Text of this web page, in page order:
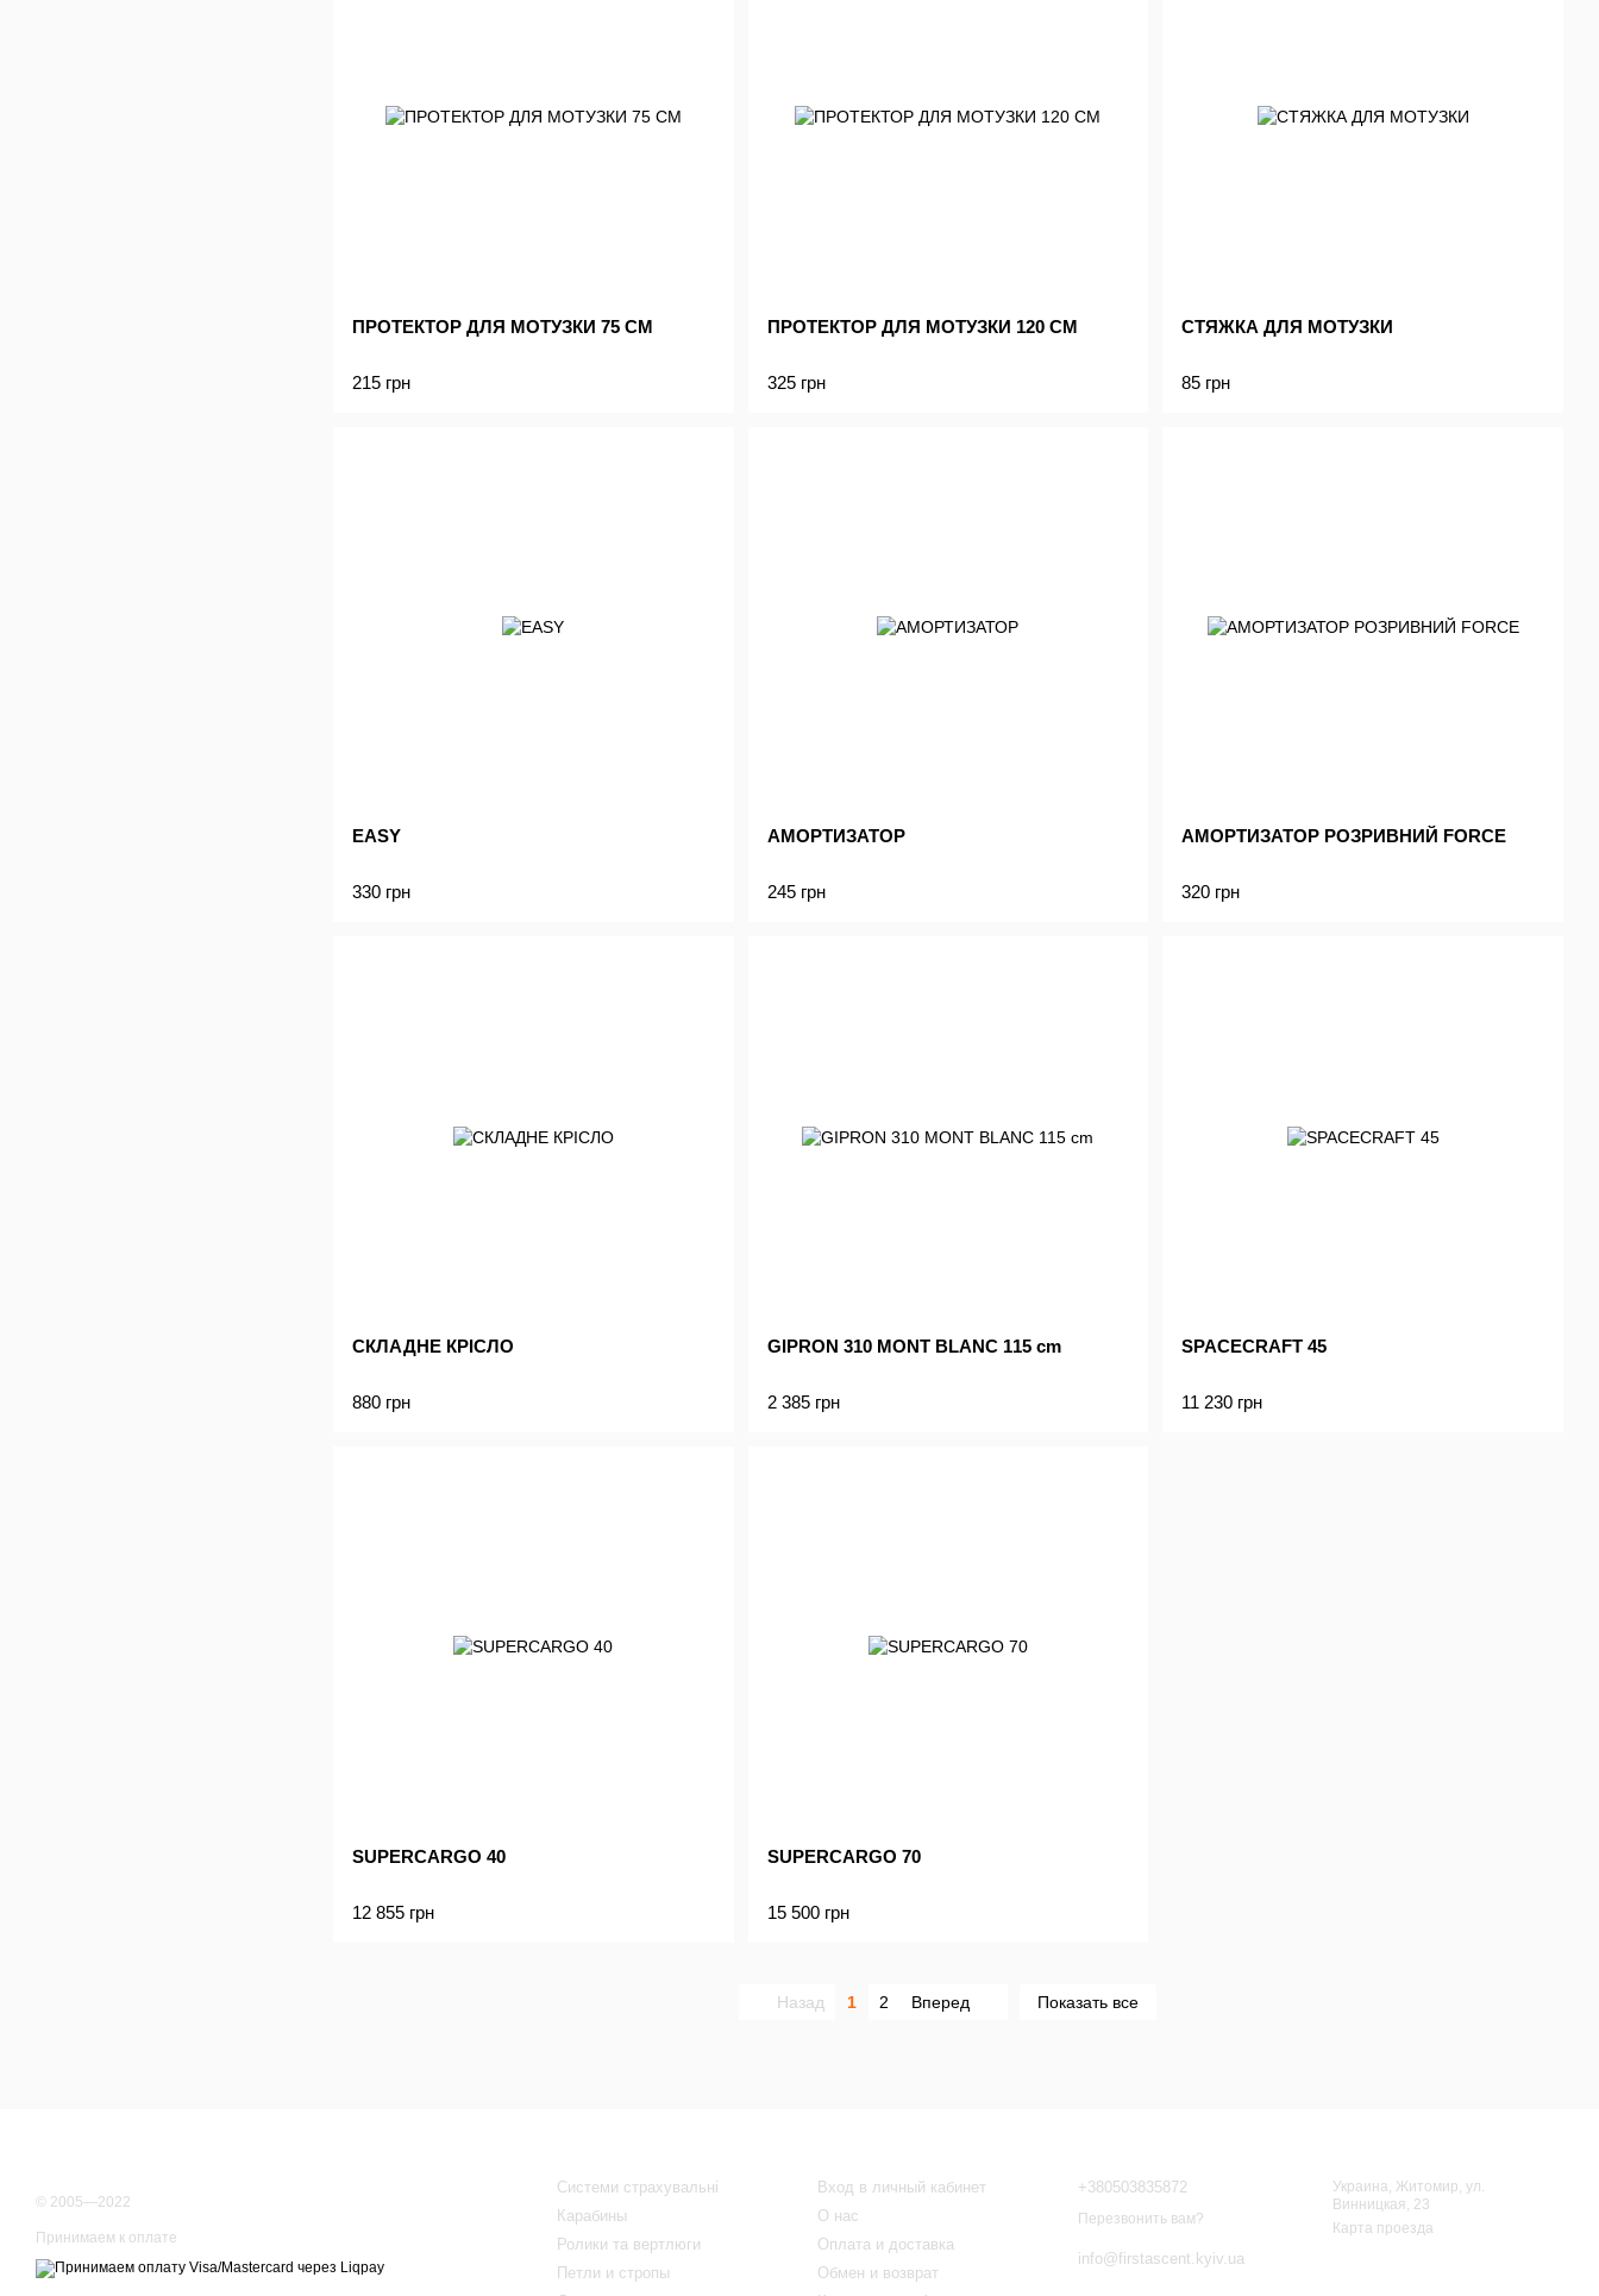
ПРОТЕКТОР ДЛЯ МОТУЗКИ 75 СМ
215 грн
ПРОТЕКТОР ДЛЯ МОТУЗКИ 120 СМ
325 грн
СТЯЖКА ДЛЯ МОТУЗКИ
85 грн
EASY
330 грн
АМОРТИЗАТОР
245 грн
АМОРТИЗАТОР РОЗРИВНИЙ FORCE
320 грн
СКЛАДНЕ КРІСЛО
880 грн
GIPRON 310 MONT BLANC 115 cm
2 385 грн
SPACECRAFT 45
11 230 грн
SUPERCARGO 40
12 855 грн
SUPERCARGO 70
15 500 грн
Назад 1 2 Вперед Показать все
© 2005—2022
Принимаем к оплате
Системи страхувальні
Карабины
Ролики та вертлюги
Петли и стропы
Вход в личный кабинет
О нас
Оплата и доставка
Обмен и возврат
+380503835872
Перезвонить вам?
info@firstascent.kyiv.ua
Украина, Житомир, ул.
Винницкая, 23
Карта проезда